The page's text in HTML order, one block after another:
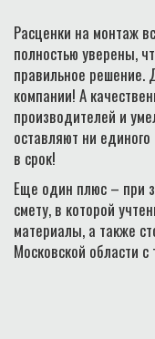
Расценки на монтаж
полностью уверены,
правильное решение.
компании! А
производителей и
оставляют ни
в срок!
Еще один плюс – при
смету, в которой
материалы, а также
Московской области